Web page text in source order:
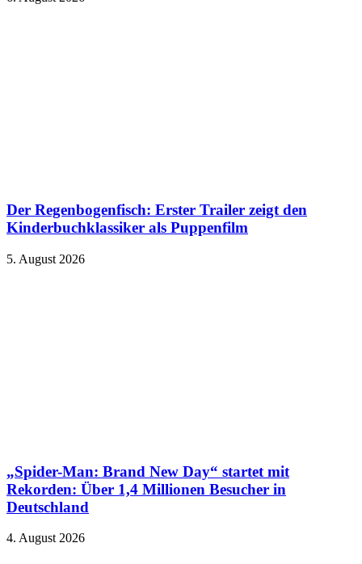
Der Regenbogenfisch: Erster Trailer zeigt den
Kinderbuchklassiker als Puppenfilm
5. August 2026
„Spider-Man: Brand New Day“ startet mit
Rekorden: Über 1,4 Millionen Besucher in
Deutschland
4. August 2026